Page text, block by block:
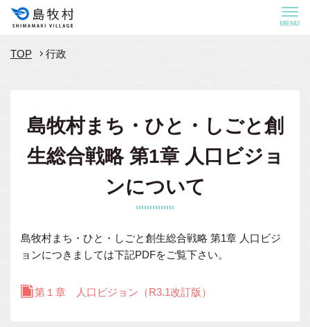
MENU
TOP 行政
島牧村まち・ひと・しごと創
生総合戦略 第1章 人口ビジョ
ンについて
島牧村まち・ひと・しごと創生総合戦略 第1章 人口ビジ
ョンにつきましては下記PDFをご覧下さい。
第１章 人口ビジョン（R3.1改訂版）